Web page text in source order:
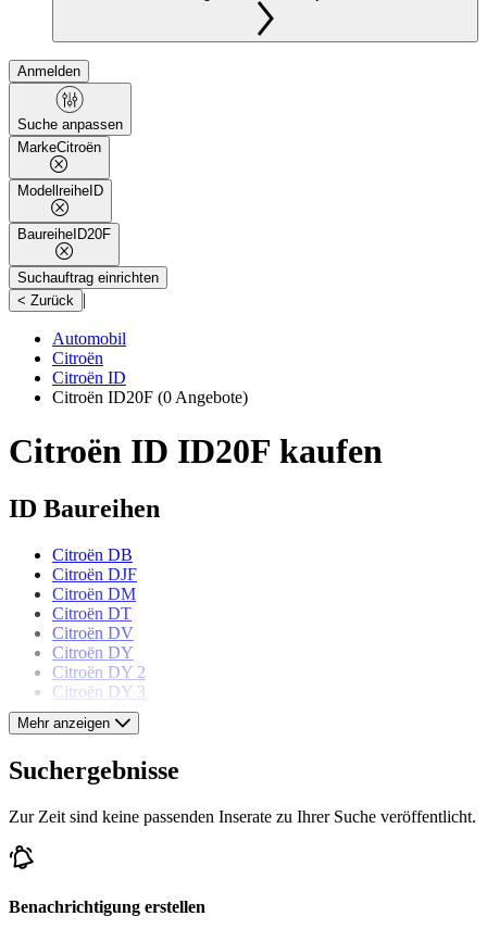
Anmelden
Suche anpassen
MarkeCitroën
Modellreihe ID
Baureihe ID20F
Suchauftrag einrichten
< Zurück |
Automobil
Citroën
Citroën ID
Citroën ID20F (0 Angebote)
Citroën ID ID20F kaufen
ID Baureihen
Citroën DB
Citroën DJF
Citroën DM
Citroën DT
Citroën DV
Citroën DY
Citroën DY 2
Citroën DY 3
Citroën DYF
Citroën ID19B
Citroën CX
Citroën DS
Mehr anzeigen
Suchergebnisse
Zur Zeit sind keine passenden Inserate zu Ihrer Suche veröffentlicht.
Benachrichtigung erstellen